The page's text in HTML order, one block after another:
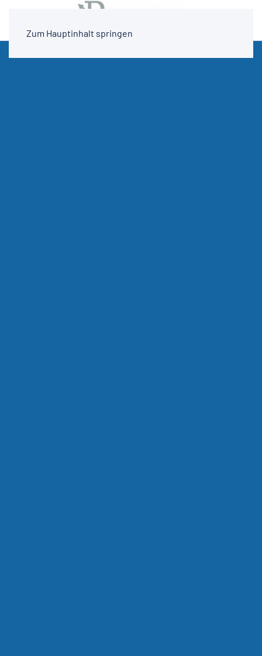
Zum Hauptinhalt springen